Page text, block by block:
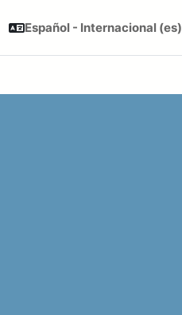
Español - Internacional ‎(es)‎